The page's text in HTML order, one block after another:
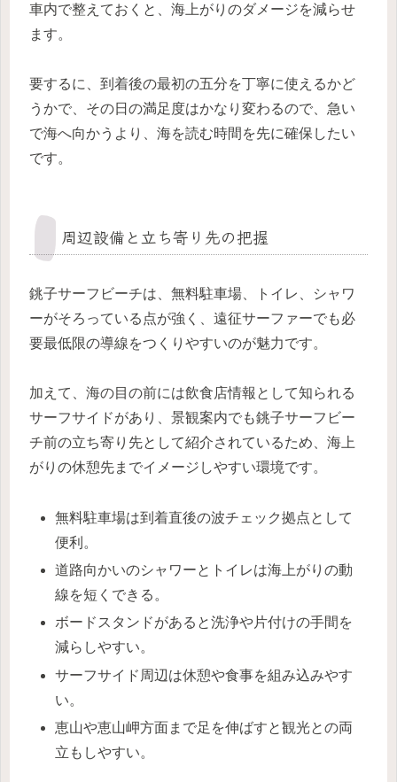
車内で整えておくと、海上がりのダメージを減らせ
ます。
要するに、到着後の最初の五分を丁寧に使えるかど
うかで、その日の満足度はかなり変わるので、急い
で海へ向かうより、海を読む時間を先に確保したい
です。
周辺設備と立ち寄り先の把握
銚子サーフビーチは、無料駐車場、トイレ、シャワ
ーがそろっている点が強く、遠征サーファーでも必
要最低限の導線をつくりやすいのが魅力です。
加えて、海の目の前には飲食店情報として知られる
サーフサイドがあり、景観案内でも銚子サーフビー
チ前の立ち寄り先として紹介されているため、海上
がりの休憩先までイメージしやすい環境です。
無料駐車場は到着直後の波チェック拠点として
便利。
道路向かいのシャワーとトイレは海上がりの動
線を短くできる。
ボードスタンドがあると洗浄や片付けの手間を
減らしやすい。
サーフサイド周辺は休憩や食事を組み込みやす
い。
恵山や恵山岬方面まで足を伸ばすと観光との両
立もしやすい。